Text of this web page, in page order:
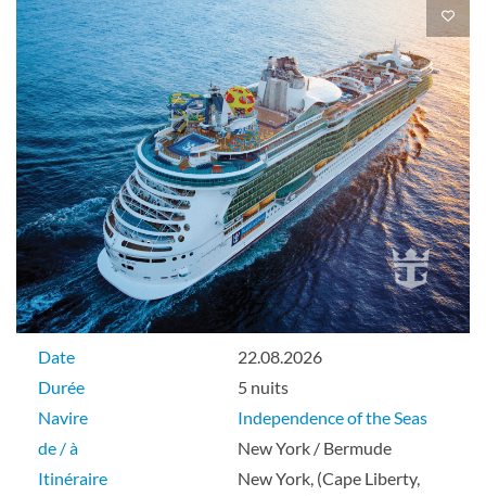
Intérieure
Cabine à balcon spacieux avec vue sur
mer-[3B]
Pont 06
Balcon
Cabine spacieuse avec vue sur mer-[3M]
Pont 06
Date
22.08.2026
Durée
5 nuits
Navire
Independence of the Seas
de / à
New York / Bermude
Itinéraire
New York, (Cape Liberty,